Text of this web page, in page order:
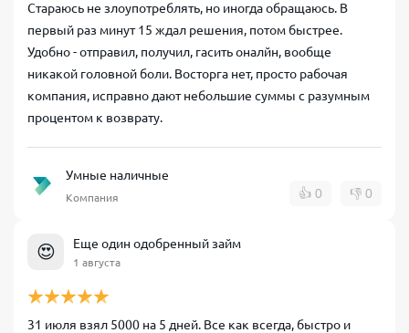
Стараюсь не злоупотреблять, но иногда обращаюсь. В
первый раз минут 15 ждал решения, потом быстрее.
Удобно - отправил, получил, гасить оналйн, вообще
никакой головной боли. Восторга нет, просто рабочая
компания, исправно дают небольшие суммы с разумным
процентом к возврату.
Умные наличные
Компания 👍 0 👎 0
😍 Еще один одобренный займ
1 августа
31 июля взял 5000 на 5 дней. Все как всегда, быстро и